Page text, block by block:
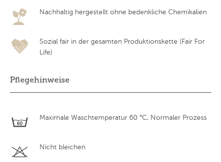
Nachhaltig hergestellt ohne bedenkliche Chemikalien
Sozial fair in der gesamten Produktionskette (Fair For
Life)
Pflegehinweise
Maximale Waschtemperatur 60 °C, Normaler Prozess
Nicht bleichen